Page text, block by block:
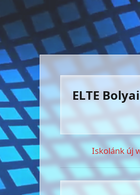
ELTE
Iskolánk új